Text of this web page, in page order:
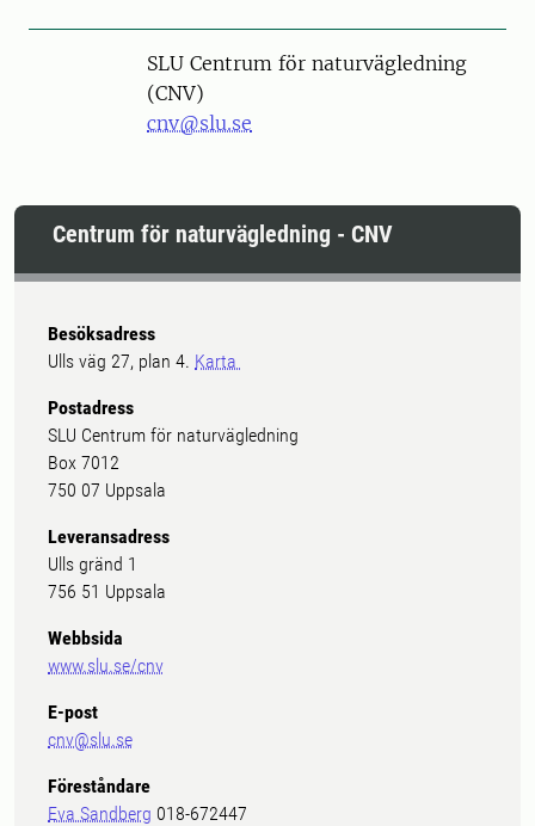
SLU Centrum för naturvägledning
(CNV)
cnv@slu.se
Centrum för naturvägledning - CNV
Besöksadress
Ulls väg 27, plan 4. Karta
Postadress
SLU Centrum för naturvägledning
Box 7012
750 07 Uppsala
Leveransadress
Ulls gränd 1
756 51 Uppsala
Webbsida
www.slu.se/cnv
E-post
cnv@slu.se
Föreståndare
Eva Sandberg 018-672447